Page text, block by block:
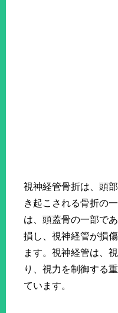
視神経管骨折は、頭
き起こされる骨折の
は、頭蓋骨の一部で
損し、視神経管が損
ます。視神経管は、
り、視力を制御する
ています。